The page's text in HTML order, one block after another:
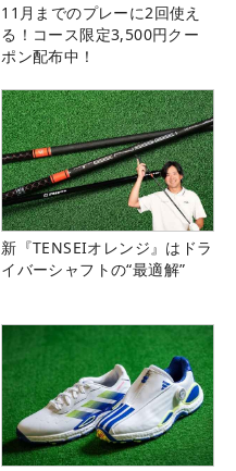
11月までのプレーに2回使え
る！コース限定3,500円クー
ポン配布中！
新『TENSEIオレンジ』はドラ
イバーシャフトの“最適解”